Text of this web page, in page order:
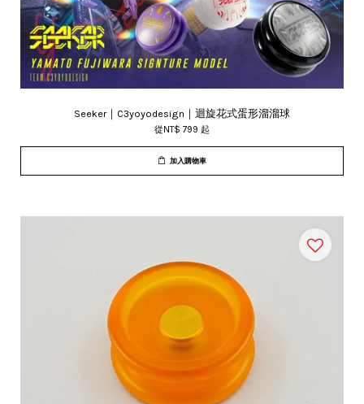
Seeker｜C3yoyodesign｜迴旋花式蛋形溜溜球
從NT$ 799 起
加入購物車